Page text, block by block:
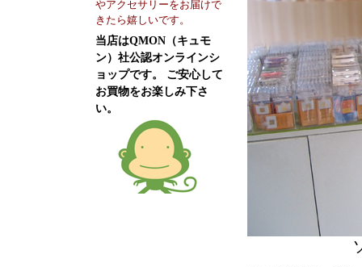
やアクセサリーをお届けで
きたら嬉しいです。
当店はQMON（キュモ
ン）社公認オンラインシ
ョップです。 ご安心して
お買物をお楽しみ下さ
い。